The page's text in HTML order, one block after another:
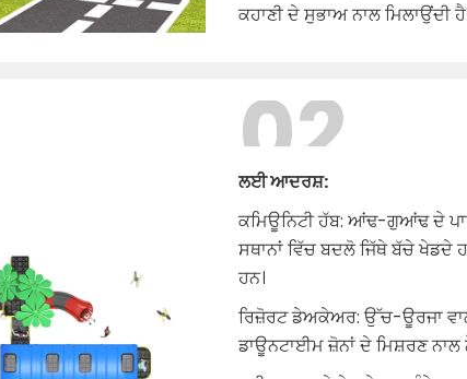
ਕਹਾਣੀ ਦੇ ਸੁਭਾਅ ਨਾਲ ਮਿਲਾਉਂਦੀ
02
ਲਈ ਆਦਰਸ਼:
ਕਮਿਊਨਿਟੀ ਹੱਬ: ਆਂਢ-ਗੁਆਂਢ ਦੇ
ਸਥਾਨਾਂ ਵਿੱਚ ਬਦਲੋ ਜਿੱਥੇ ਬੱਚੇ ਖੇਡਦੇ
ਹਨ।
ਰਿਜ਼ੋਰਟ ਡੇਅਕੇਅਰ: ਉੱਚ-ਊਰਜਾ
ਡਾਊਨਟਾਈਮ ਜ਼ੋਨਾਂ ਦੇ ਮਿਸ਼ਰਣ ਨਾਲ